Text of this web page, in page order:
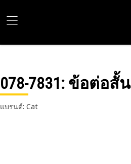
078-7831: ข้อต่อสั้น
แบรนด์: Cat